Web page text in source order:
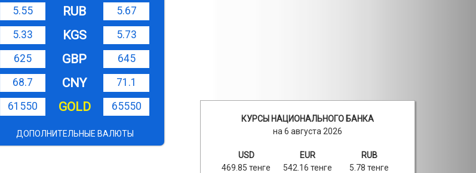
5.55
RUB
5.67
5.33
KGS
5.73
625
GBP
645
68.7
CNY
71.1
61550
GOLD 65550
ДОПОЛНИТЕЛЬНЫЕ ВАЛЮТЫ
КУРСЫ НАЦИОНАЛЬНОГО БАНКА
на 6 августа 2026
USD
469.85 тенге
EUR
542.16 тенге
RUB
5.78 тенге